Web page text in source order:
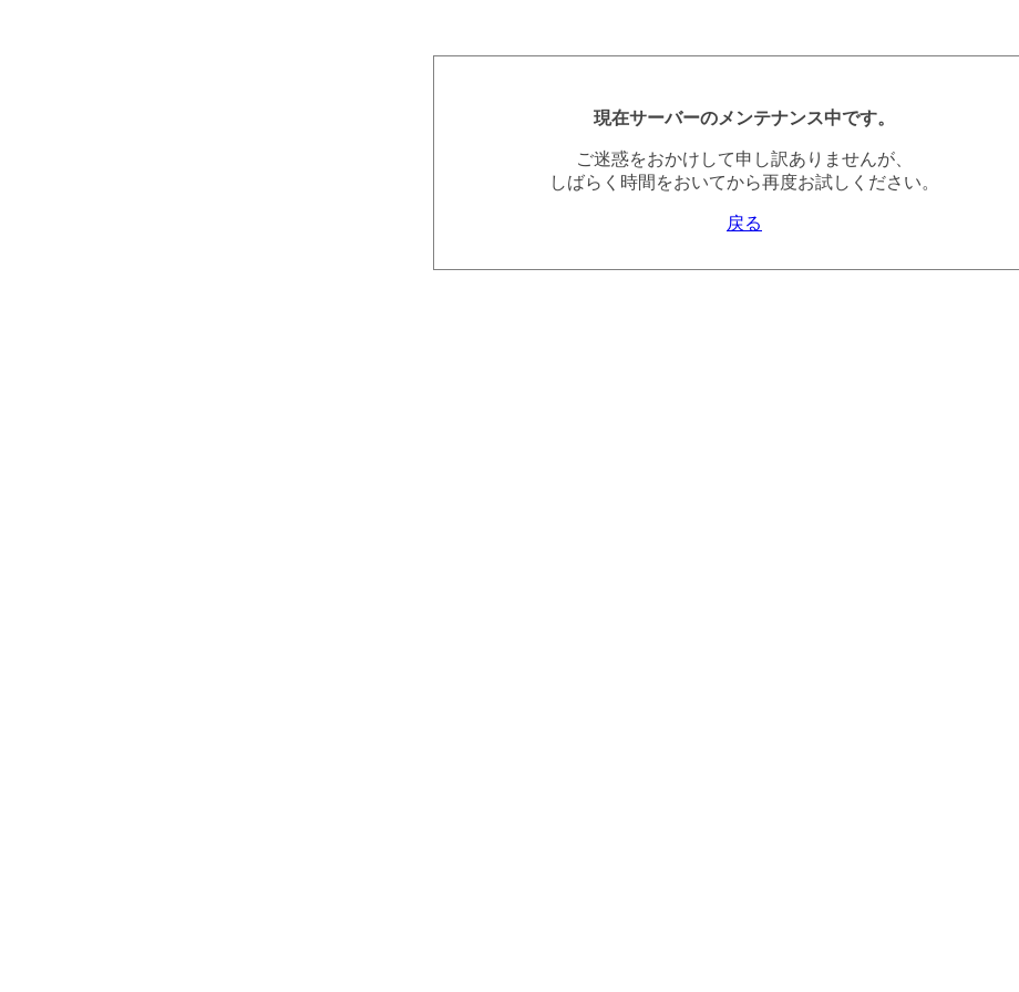
現在サーバーのメンテナンス中です。
ご迷惑をおかけして申し訳ありませんが、
しばらく時間をおいてから再度お試しください。
戻る